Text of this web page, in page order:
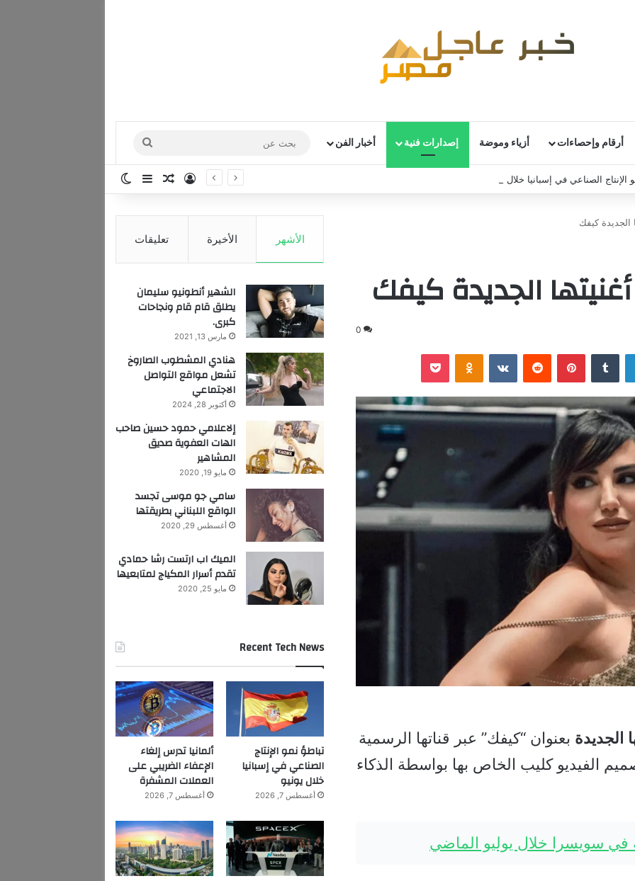
أرقام وإحصاءات أزياء وموضة إصدارات فنية أخبار الفن
عن
الإنتاج الصناعي في إسبانيا خلال يونيو تسجيل الدخول
مقال عشوائي
إضافة عمود جانبي
الجديدة كيفك
الجديدة كيفك
0
لينكدإن ‏Tumblr بينتيريست ‏Reddit
‏VKontakte
Odnoklassniki
‫Pocket
الجديدة بعنوان “كيفك” عبر قناتها الرسمية
الفيديو كليب الخاص بها بواسطة الذكاء
في سويسرا خلال يوليو الماضي
الأشهر الأخيرة تعليقات
الشهير أنطونيو سليمان
يطلق قام قام ونجاحات
كبرى.
مارس 13, 2021
هنادي المشطوب الصاروخ
تشعل مواقع التواصل
الاجتماعي
أكتوبر 28, 2024
إلاعلامي حمود حسين صاحب
الهات العفوية صديق
المشاهير
مايو 19, 2020
سامي جو موسى تجسد
الواقع اللبناني بطريقتها
أغسطس 29, 2020
الميك اب ارتست رشا حمادي
تقدم أسرار المكياج لمتابعيها
مايو 25, 2020
Recent Tech News
تباطؤ نمو الإنتاج
الصناعي في إسبانيا
خلال يونيو
أغسطس 7, 2026
ألمانيا تدرس إلغاء
الإعفاء الضريبي على
العملات المشفرة
أغسطس 7, 2026